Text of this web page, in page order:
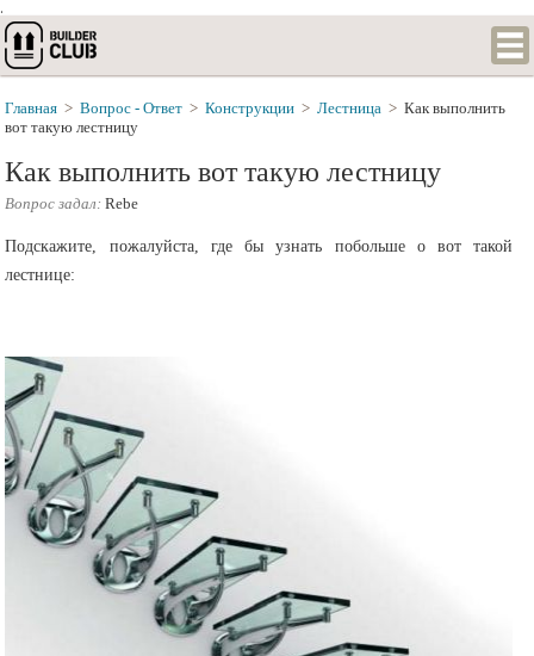
.
Главная > Вопрос - Ответ > Конструкции > Лестница > Как выполнить
вот такую лестницу
Как выполнить вот такую лестницу
Вопрос задал: Rebe
Подскажите, пожалуйста, где бы узнать побольше о вот такой
лестнице: